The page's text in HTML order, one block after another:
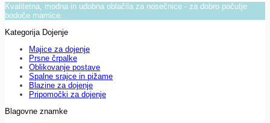
Kvalitetna, modna in udobna oblačila za nosečnice - za dobro počutje
bodoče mamice.
Kategorija Dojenje
Majice za dojenje
Prsne črpalke
Oblikovanje postave
Spalne srajce in pižame
Blazine za dojenje
Pripomočki za dojenje
Blagovne znamke